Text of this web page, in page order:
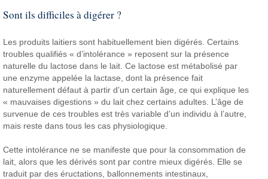
Sont ils difficiles à digérer ?
Les produits laitiers sont habituellement bien digérés. Certains
troubles qualifiés « d’intolérance » reposent sur la présence
naturelle du lactose dans le lait. Ce lactose est métabolisé par
une enzyme appelée la lactase, dont la présence fait
naturellement défaut à partir d’un certain âge, ce qui explique les
« mauvaises digestions » du lait chez certains adultes. L’âge de
survenue de ces troubles est très variable d’un individu à l’autre,
mais reste dans tous les cas physiologique.
Cette intolérance ne se manifeste que pour la consommation de
lait, alors que les dérivés sont par contre mieux digérés. Elle se
traduit par des éructations, ballonnements intestinaux,